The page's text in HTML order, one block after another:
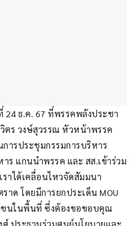
24 ธ.ค. 67 ที่พรรคพลังประชา
ตร วงษ์สุวรรณ หัวหน้าพรรค
การประชุมกรรมการบริหาร
ร แกนนำพรรค และ สส.เข้าร่วม
าได้เคลื่อนไหวจัดสัมมนา
าด โดยมีการยกประเด็น MOU
นในพื้นที่ ซึ่งต้องขอขอบคุณ